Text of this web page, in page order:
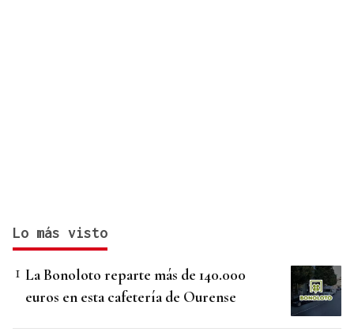
Lo más visto
La Bonoloto reparte más de 140.000
euros en esta cafetería de Ourense